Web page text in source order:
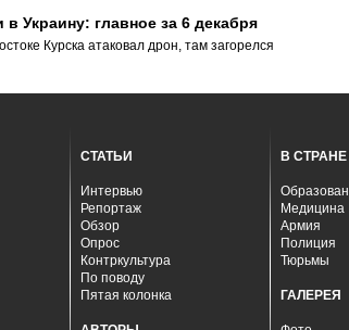
Украину: главное за 6 декабря
Курска атаковал дрон, там загорелся
СТАТЬИ
Интервью
Репортаж
Обзор
Опрос
Контркультура
По поводу
Пятая колонка
В СТРАНЕ
Медицина
Армия
Полиция
Тюрьмы
ГАЛЕРЕЯ